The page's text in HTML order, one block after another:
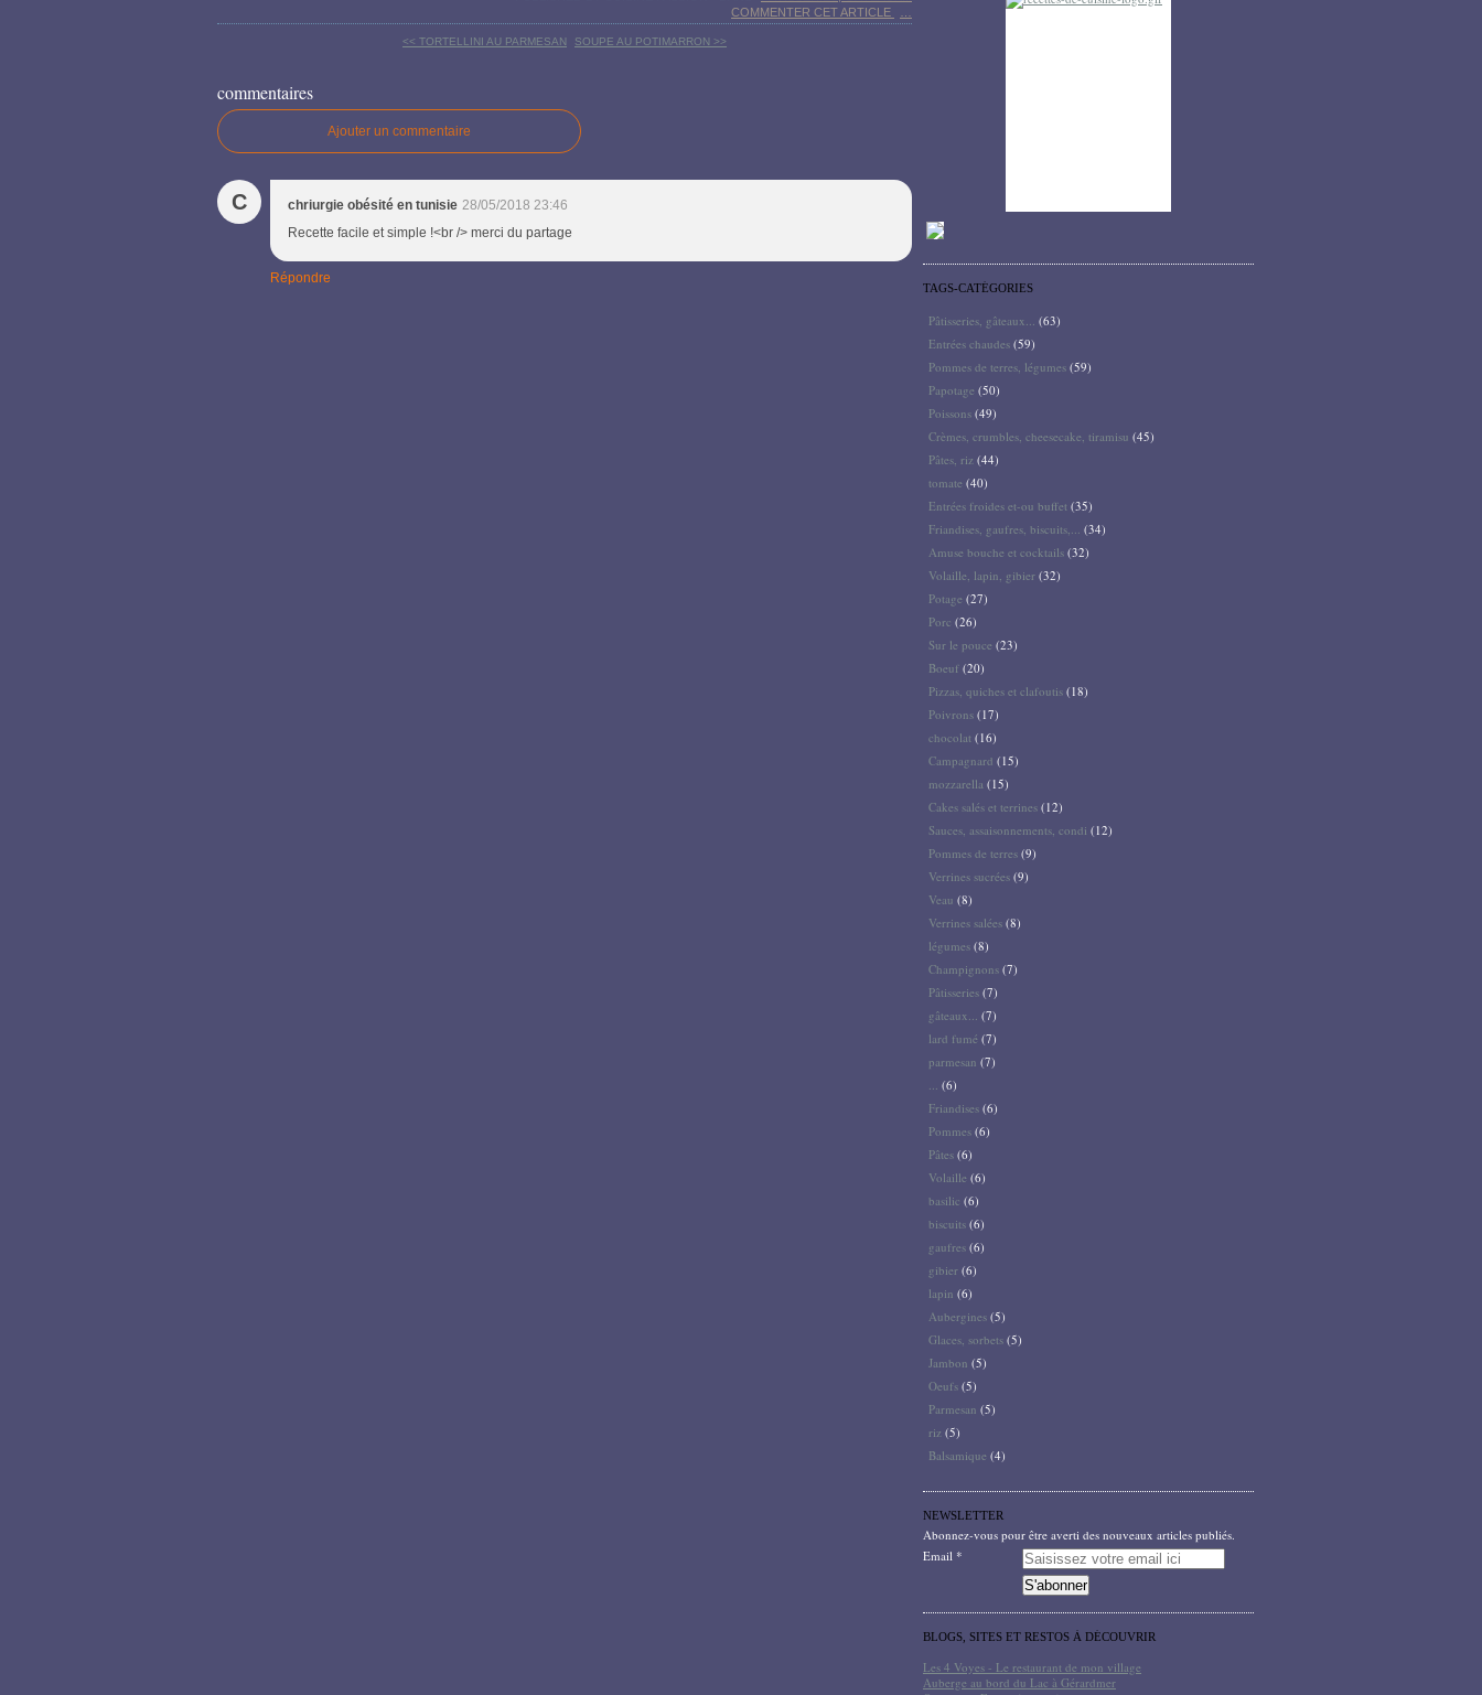
COMMENTER CET ARTICLE
<< TORTELLINI AU PARMESAN SOUPE AU POTIMARRON >>
commentaires
Ajouter un commentaire
C chriurgie obésité en tunisie 28/05/2018 23:46
Recette facile et simple !<br /> merci du partage
Répondre
TAGS-CATÉGORIES
Pâtisseries, gâteaux... (63)
Entrées chaudes (59)
Pommes de terres, légumes (59)
Papotage (50)
Poissons (49)
Crèmes, crumbles, cheesecake, tiramisu (45)
Pâtes, riz (44)
tomate (40)
Entrées froides et-ou buffet (35)
Friandises, gaufres, biscuits,... (34)
Amuse bouche et cocktails (32)
Volaille, lapin, gibier (32)
Potage (27)
Porc (26)
Sur le pouce (23)
Boeuf (20)
Pizzas, quiches et clafoutis (18)
Poivrons (17)
chocolat (16)
Campagnard (15)
mozzarella (15)
Cakes salés et terrines (12)
Sauces, assaisonnements, condi (12)
Pommes de terres (9)
Verrines sucrées (9)
Veau (8)
Verrines salées (8)
légumes (8)
Champignons (7)
Pâtisseries (7)
gâteaux... (7)
lard fumé (7)
parmesan (7)
... (6)
Friandises (6)
Pommes (6)
Pâtes (6)
Volaille (6)
basilic (6)
biscuits (6)
gaufres (6)
gibier (6)
lapin (6)
Aubergines (5)
Glaces, sorbets (5)
Jambon (5)
Oeufs (5)
Parmesan (5)
riz (5)
Balsamique (4)
NEWSLETTER
Abonnez-vous pour être averti des nouveaux articles publiés.
Email
BLOGS, SITES ET RESTOS À DÉCOUVRIR
Les 4 Voyes - Le restaurant de mon village
Auberge au bord du Lac à Gérardmer